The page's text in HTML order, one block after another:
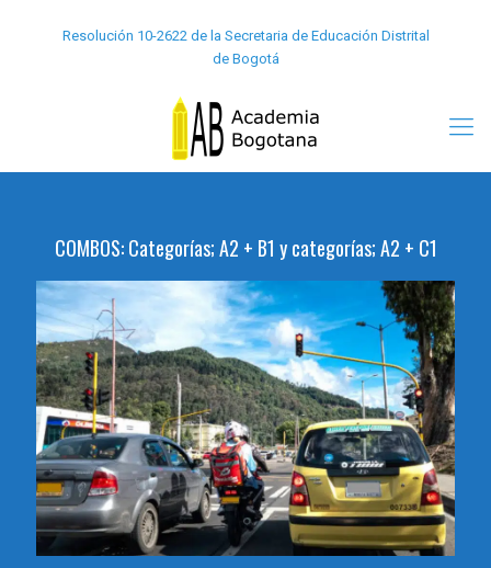
Resolución 10-2622 de la Secretaria de Educación Distrital
de Bogotá
COMBOS: Categorías; A2 + B1 y categorías; A2 + C1